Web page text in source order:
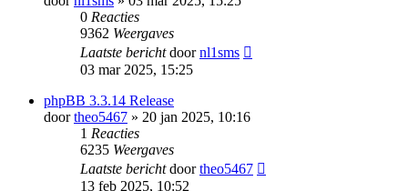
0 Reacties
9362 Weergaves
Laatste berichtdoornl1sms
03 mar 2025, 15:25
phpBB 3.3.14 Release
doortheo5467 » 20 jan 2025, 10:16
1 Reacties
6235 Weergaves
Laatste berichtdoortheo5467
13 feb 2025, 10:52